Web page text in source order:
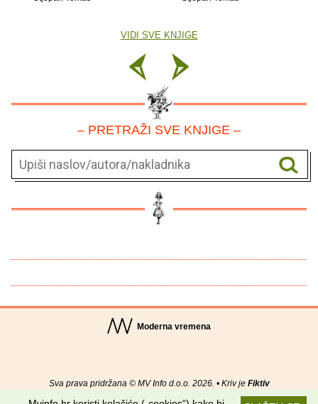
VIDI SVE KNJIGE
– PRETRAŽI SVE KNJIGE –
Moderna vremena
Sva prava pridržana © MV Info d.o.o. 2026. • Kriv je Fiktiv